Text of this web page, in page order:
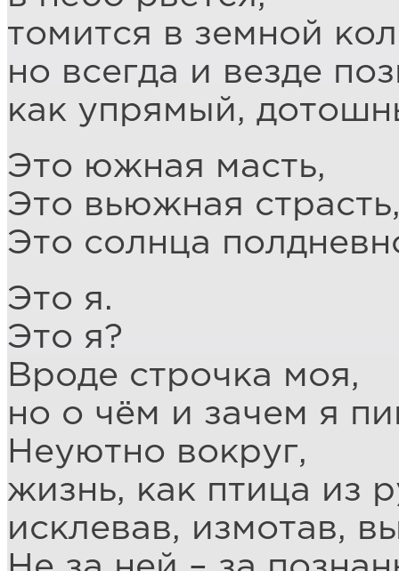
томится в земной
но всегда и везде
как упрямый,
Это южная масть,
Это вьюжная
Это солнца
Это я.
Это я?
Вроде строчка моя,
но о чём и зачем я
Неуютно вокруг,
жизнь, как птица из
исклевав, измотав,